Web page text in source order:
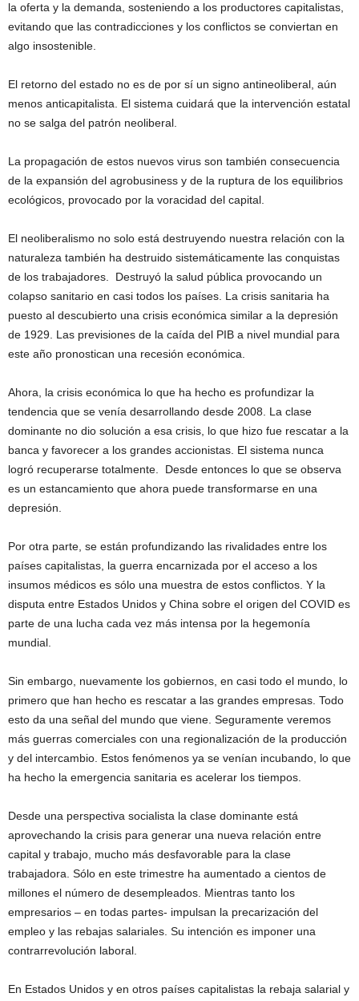
la oferta y la demanda, sosteniendo a los productores capitalistas,
evitando que las contradicciones y los conflictos se conviertan en
algo insostenible.
El retorno del estado no es de por sí un signo antineoliberal, aún
menos anticapitalista. El sistema cuidará que la intervención estatal
no se salga del patrón neoliberal.
La propagación de estos nuevos virus son también consecuencia
de la expansión del agrobusiness y de la ruptura de los equilibrios
ecológicos, provocado por la voracidad del capital.
El neoliberalismo no solo está destruyendo nuestra relación con la
naturaleza también ha destruido sistemáticamente las conquistas
de los trabajadores. Destruyó la salud pública provocando un
colapso sanitario en casi todos los países. La crisis sanitaria ha
puesto al descubierto una crisis económica similar a la depresión
de 1929. Las previsiones de la caída del PIB a nivel mundial para
este año pronostican una recesión económica.
Ahora, la crisis económica lo que ha hecho es profundizar la
tendencia que se venía desarrollando desde 2008. La clase
dominante no dio solución a esa crisis, lo que hizo fue rescatar a la
banca y favorecer a los grandes accionistas. El sistema nunca
logró recuperarse totalmente. Desde entonces lo que se observa
es un estancamiento que ahora puede transformarse en una
depresión.
Por otra parte, se están profundizando las rivalidades entre los
países capitalistas, la guerra encarnizada por el acceso a los
insumos médicos es sólo una muestra de estos conflictos. Y la
disputa entre Estados Unidos y China sobre el origen del COVID es
parte de una lucha cada vez más intensa por la hegemonía
mundial.
Sin embargo, nuevamente los gobiernos, en casi todo el mundo, lo
primero que han hecho es rescatar a las grandes empresas. Todo
esto da una señal del mundo que viene. Seguramente veremos
más guerras comerciales con una regionalización de la producción
y del intercambio. Estos fenómenos ya se venían incubando, lo que
ha hecho la emergencia sanitaria es acelerar los tiempos.
Desde una perspectiva socialista la clase dominante está
aprovechando la crisis para generar una nueva relación entre
capital y trabajo, mucho más desfavorable para la clase
trabajadora. Sólo en este trimestre ha aumentado a cientos de
millones el número de desempleados. Mientras tanto los
empresarios – en todas partes- impulsan la precarización del
empleo y las rebajas salariales. Su intención es imponer una
contrarrevolución laboral.
En Estados Unidos y en otros países capitalistas la rebaja salarial y